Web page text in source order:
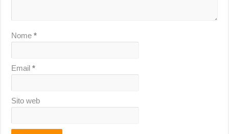
Nome*
Email*
Sito web